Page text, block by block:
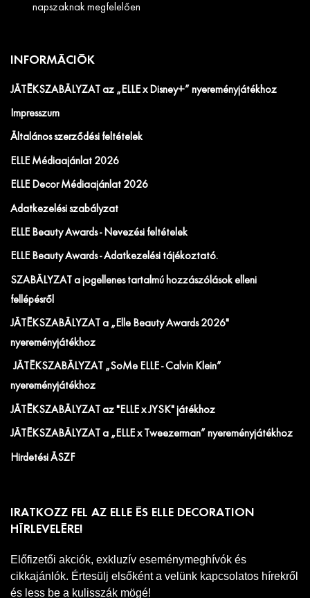
napszaknak megfelelően
INFORMÁCIÓK
JÁTÉKSZABÁLYZAT az „ELLE x Disney+” nyereményjátékhoz
Impresszum
Általános szerződési feltételek
ELLE Médiaajánlat 2026
ELLE Decor Médiaajánlat 2026
Adatkezelési szabályzat
ELLE Beauty Awards - Nevezési feltételek
ELLE Beauty Awards - Adatkezelési tájékoztató.
SZABÁLYZAT a jogellenes tartalmú hozzászólások elleni
fellépésről
JÁTÉKSZABÁLYZAT a „Elle Beauty Awards 2026"
nyereményjátékhoz
JÁTÉKSZABÁLYZAT „SoMe ELLE - Calvin Klein”
nyereményjátékhoz
JÁTÉKSZABÁLYZAT az "ELLE x JYSK" játékhoz
JÁTÉKSZABÁLYZAT a „ELLE x Tweezerman” nyereményjátékhoz
Hirdetési ÁSZF
IRATKOZZ FEL AZ ELLE ÉS ELLE DECORATION
HÍRLEVELÉRE!
Előfizetői akciók, exkluzív eseménymeghívók és
cikkajánlók. Értesülj elsőként a velünk kapcsolatos hírekről
és less be a kulisszák mögé!